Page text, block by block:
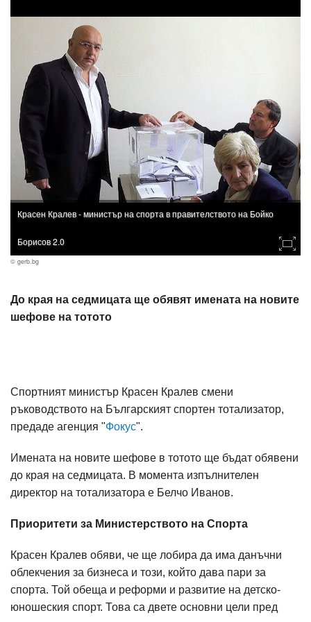
Красен Кралев - министър на спорта в правителството на Бойко
Борисов 2.0
© gerb.bg
До края на седмицата ще обявят имената на новите
шефове на тотото
Спортният министър Красен Кралев смени
ръководството на Българският спортен тотализатор,
предаде агенция "Фокус".
Имената на новите шефове в тотото ще бъдат обявени
до края на седмицата. В момента изпълнителен
директор на тотализатора е Белчо Иванов.
Приоритети за Министерството на Спорта
Красен Кралев обяви, че ще лобира да има данъчни
облекчения за бизнеса и този, който дава пари за
спорта. Той обеща и реформи и развитие на детско-
юношеския спорт. Това са двете основни цели пред